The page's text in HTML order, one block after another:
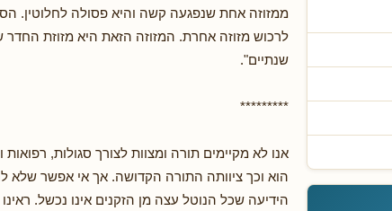
ממזוזה אחת שנפגעה קשה והיא פסולה לחלוטין.
לרכוש מזוזה אחרת. המזוזה הזאת היא מזוזת
שנתיים".
*********
אנו לא מקיימים תורה ומצוות לצורך סגולות, רפואות
הוא וכך ציוותה התורה הקדושה. אך אי אפשר
הידיעה שכל הנוטל עצה מן הזקנים אינו נכשל.